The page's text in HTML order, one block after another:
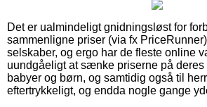
Det er ualmindeligt gnidningsløst for
sammenligne priser (via fx
selskaber, og ergo har de fleste online
uundgåeligt at sænke priserne på deres
babyer og børn, og samtidig også til
eftertrykkeligt, og endda nogle gange